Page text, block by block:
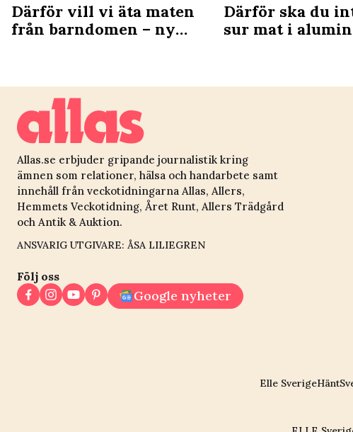
Därför vill vi äta maten
från barndomen – ny
Därför ska du
sur mat i
Allas.se erbjuder gripande journalistik kring
ämnen som relationer, hälsa och handarbete samt
innehåll från veckotidningarna Allas, Allers,
Hemmets Veckotidning, Året Runt, Allers Trädgård
och Antik & Auktion.
ANSVARIG UTGIVARE: ÅSA LILIEGREN
Följ oss
Google nyheter
Elle SverigeHänt